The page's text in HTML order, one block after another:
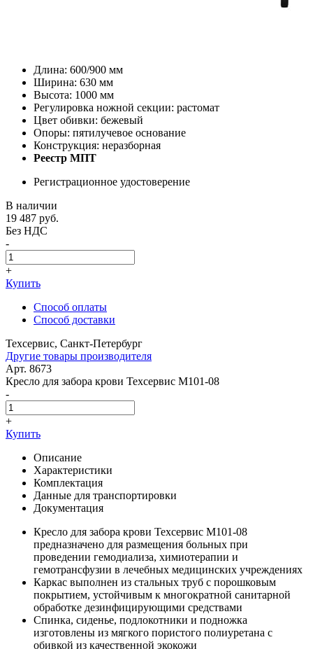
Длина: 600/900 мм
Ширина: 630 мм
Высота: 1000 мм
Регулировка ножной секции: растомат
Цвет обивки: бежевый
Опоры: пятилучевое основание
Конструкция: неразборная
Реестр МПТ
Регистрационное удостоверение
В наличии
19 487 руб.
Без НДС
-
+
Купить
Способ оплаты
Способ доставки
Техсервис, Санкт-Петербург
Другие товары производителя
Арт. 8673
Кресло для забора крови Техсервис М101-08
-
+
Купить
Описание
Характеристики
Комплектация
Данные для транспортировки
Документация
Кресло для забора крови Техсервис М101-08
предназначено для размещения больных при
проведении гемодиализа, химиотерапии и
гемотрансфузии в лечебных медицинских учреждениях
Каркас выполнен из стальных труб с порошковым
покрытием, устойчивым к многократной санитарной
обработке дезинфицирующими средствами
Спинка, сиденье, подлокотники и подножка
изготовлены из мягкого пористого полиуретана с
обивкой из качественной экокожи